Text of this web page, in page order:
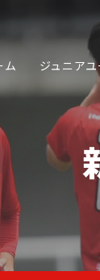
ム ジュニアユ
YOUTH
ユース